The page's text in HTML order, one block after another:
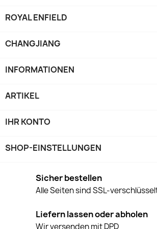
ROYAL ENFIELD
CHANGJIANG
INFORMATIONEN
ARTIKEL
IHR KONTO
SHOP-EINSTELLUNGEN
Sicher bestellen
Alle Seiten sind SSL-
Liefern lassen oder abholen
Wir versenden mit DPD